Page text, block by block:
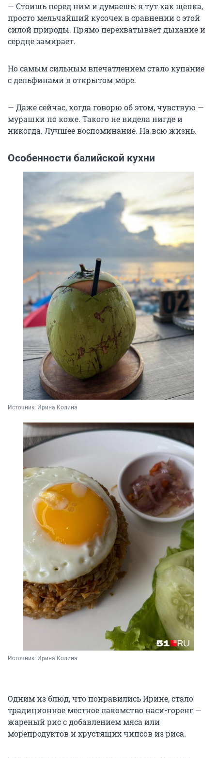
— Стоишь перед ним и думаешь: я тут как щепка,
просто мельчайший кусочек в сравнении с этой
силой природы. Прямо перехватывает дыхание и
сердце замирает.
Но самым сильным впечатлением стало купание
с дельфинами в открытом море.
— Даже сейчас, когда говорю об этом, чувствую —
мурашки по коже. Такого не видела нигде и
никогда. Лучшее воспоминание. На всю жизнь.
Особенности балийской кухни
Источник: Ирина Колина
Источник: Ирина Колина
Одним из блюд, что понравились Ирине, стало
традиционное местное лакомство наси-горенг —
жареный рис с добавлением мяса или
морепродуктов и хрустящих чипсов из риса.